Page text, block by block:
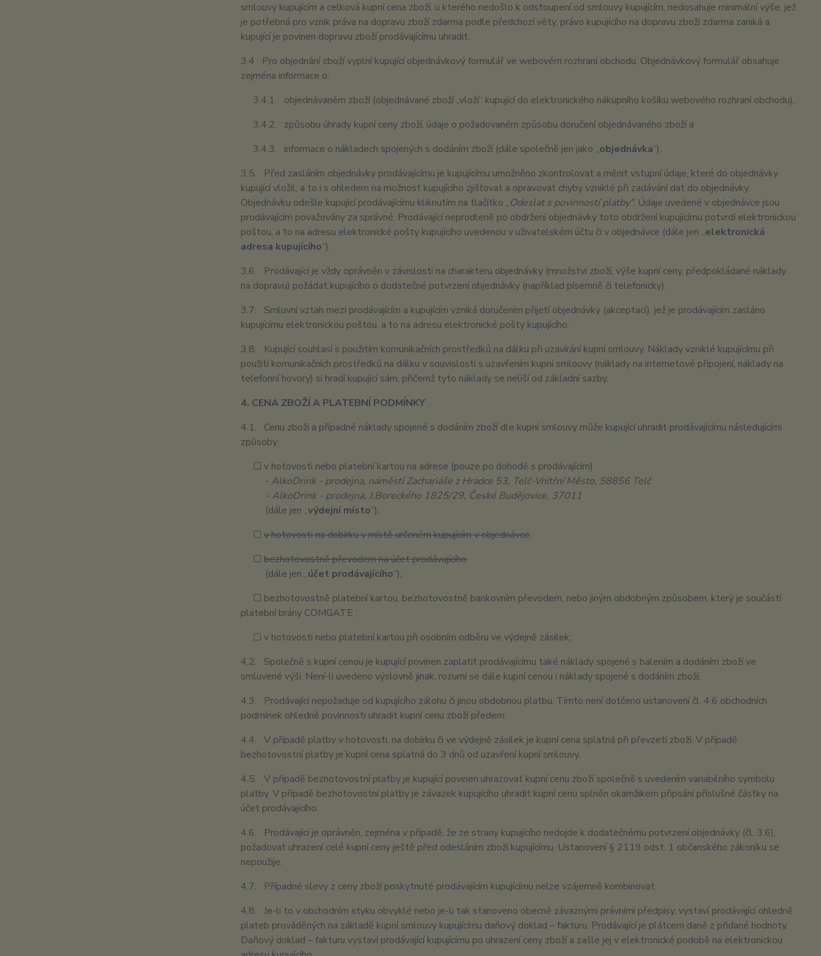
smlouvy kupujícím a celková kupní cena zboží, u kterého nedošlo k odstoupení od smlouvy kupujícím, nedosahuje minimální výše, jež
je potřebná pro vznik práva na dopravu zboží zdarma podle předchozí věty, právo kupujícího na dopravu zboží zdarma zaniká a
kupující je povinen dopravu zboží prodávajícímu uhradit.
3.4 Pro objednání zboží vyplní kupující objednávkový formulář ve webovém rozhraní obchodu. Objednávkový formulář obsahuje
zejména informace o:
3.4.1. objednávaném zboží (objednávané zboží „vloží“ kupující do elektronického nákupního košíku webového rozhraní obchodu),
3.4.2. způsobu úhrady kupní ceny zboží, údaje o požadovaném způsobu doručení objednávaného zboží a
3.4.3. informace o nákladech spojených s dodáním zboží (dále společně jen jako „objednávka“).
3.5. Před zasláním objednávky prodávajícímu je kupujícímu umožněno zkontrolovat a měnit vstupní údaje, které do objednávky
kupující vložil, a to i s ohledem na možnost kupujícího zjišťovat a opravovat chyby vzniklé při zadávání dat do objednávky.
Objednávku odešle kupující prodávajícímu kliknutím na tlačítko „Odeslat s povinností platby". Údaje uvedené v objednávce jsou
prodávajícím považovány za správné. Prodávající neprodleně po obdržení objednávky toto obdržení kupujícímu potvrdí elektronickou
poštou, a to na adresu elektronické pošty kupujícího uvedenou v uživatelském účtu či v objednávce (dále jen „elektronická
adresa kupujícího“).
3.6. Prodávající je vždy oprávněn v závislosti na charakteru objednávky (množství zboží, výše kupní ceny, předpokládané náklady
na dopravu) požádat kupujícího o dodatečné potvrzení objednávky (například písemně či telefonicky).
3.7. Smluvní vztah mezi prodávajícím a kupujícím vzniká doručením přijetí objednávky (akceptací), jež je prodávajícím zasláno
kupujícímu elektronickou poštou, a to na adresu elektronické pošty kupujícího.
3.8. Kupující souhlasí s použitím komunikačních prostředků na dálku při uzavírání kupní smlouvy. Náklady vzniklé kupujícímu při
použití komunikačních prostředků na dálku v souvislosti s uzavřením kupní smlouvy (náklady na internetové připojení, náklady na
telefonní hovory) si hradí kupující sám, přičemž tyto náklady se neliší od základní sazby.
4. CENA ZBOŽÍ A PLATEBNÍ PODMÍNKY
4.1. Cenu zboží a případné náklady spojené s dodáním zboží dle kupní smlouvy může kupující uhradit prodávajícímu následujícími
způsoby:
☐ v hotovosti nebo platební kartou na adrese (pouze po dohodě s prodávajícím)
- AlkoDrink - prodejna, náměstí Zachariáše z Hradce 53, Telč-Vnitřní Město, 58856 Telč
- AlkoDrink - prodejna, J.Boreckého 1825/29, České Budějovice, 37011
(dále jen „výdejní místo“);
☐v hotovosti na dobírku v místě určeném kupujícím v objednávce;
☐bezhotovostně převodem na účet prodávajícího
(dále jen „účet prodávajícího“);
☐ bezhotovostně platební kartou, bezhotovostně bankovním převodem, nebo jiným obdobným způsobem, který je součástí
platební brány COMGATE ;
☐ v hotovosti nebo platební kartou při osobním odběru ve výdejně zásilek;
4.2. Společně s kupní cenou je kupující povinen zaplatit prodávajícímu také náklady spojené s balením a dodáním zboží ve
smluvené výši. Není-li uvedeno výslovně jinak, rozumí se dále kupní cenou i náklady spojené s dodáním zboží.
4.3. Prodávající nepožaduje od kupujícího zálohu či jinou obdobnou platbu. Tímto není dotčeno ustanovení čl. 4.6 obchodních
podmínek ohledně povinnosti uhradit kupní cenu zboží předem.
4.4. V případě platby v hotovosti, na dobírku či ve výdejně zásilek je kupní cena splatná při převzetí zboží. V případě
bezhotovostní platby je kupní cena splatná do 3 dnů od uzavření kupní smlouvy.
4.5. V případě bezhotovostní platby je kupující povinen uhrazovat kupní cenu zboží společně s uvedením variabilního symbolu
platby. V případě bezhotovostní platby je závazek kupujícího uhradit kupní cenu splněn okamžikem připsání příslušné částky na
účet prodávajícího.
4.6. Prodávající je oprávněn, zejména v případě, že ze strany kupujícího nedojde k dodatečnému potvrzení objednávky (čl. 3.6),
požadovat uhrazení celé kupní ceny ještě před odesláním zboží kupujícímu. Ustanovení § 2119 odst. 1 občanského zákoníku se
nepoužije.
4.7. Případné slevy z ceny zboží poskytnuté prodávajícím kupujícímu nelze vzájemně kombinovat.
4.8. Je-li to v obchodním styku obvyklé nebo je-li tak stanoveno obecně závaznými právními předpisy, vystaví prodávající ohledně
plateb prováděných na základě kupní smlouvy kupujícímu daňový doklad – fakturu. Prodávající je plátcem daně z přidané hodnoty.
Daňový doklad – fakturu vystaví prodávající kupujícímu po uhrazení ceny zboží a zašle jej v elektronické podobě na elektronickou